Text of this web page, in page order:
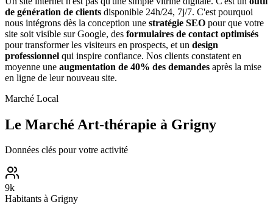
de génération de clients disponible 24h/24, 7j/7. C'est pourquoi
nous intégrons dès la conception une stratégie SEO pour que votre
site soit visible sur Google, des formulaires de contact optimisés
pour transformer les visiteurs en prospects, et un design
professionnel qui inspire confiance. Nos clients constatent en
moyenne une augmentation de 40% des demandes après la mise
en ligne de leur nouveau site.
Marché Local
Le Marché Art-thérapie à Grigny
Données clés pour votre activité
9k
Habitants à Grigny